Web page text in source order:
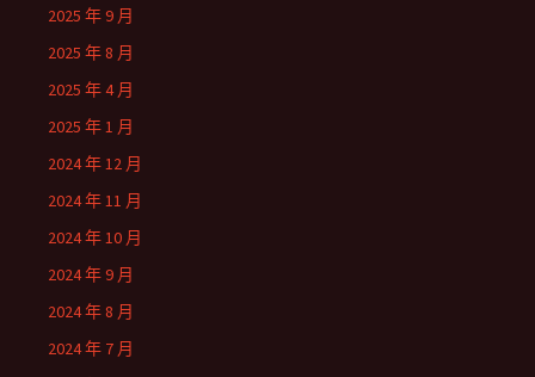
2025 年 9 月
2025 年 8 月
2025 年 4 月
2025 年 1 月
2024 年 12 月
2024 年 11 月
2024 年 10 月
2024 年 9 月
2024 年 8 月
2024 年 7 月